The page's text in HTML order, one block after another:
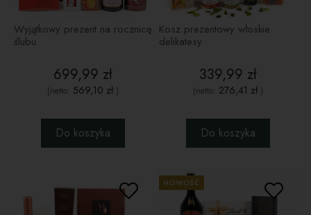
Wyjątkowy prezent na rocznicę
ślubu
699,99 zł
(netto: 569,10 zł )
Do koszyka
Kosz prezentowy włoskie
delikatesy
339,99 zł
(netto: 276,41 zł )
Do koszyka
NOWOŚĆ